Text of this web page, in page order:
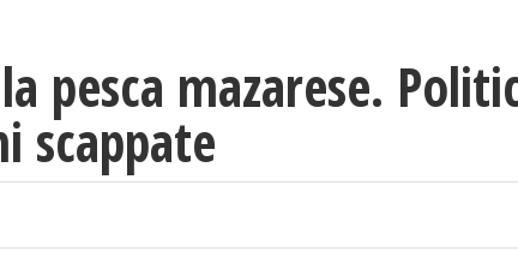
pesca mazarese.
scappate